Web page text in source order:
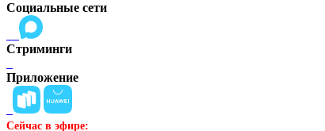
Социальные сети
Стриминги
Приложение
Сейчас в эфире: